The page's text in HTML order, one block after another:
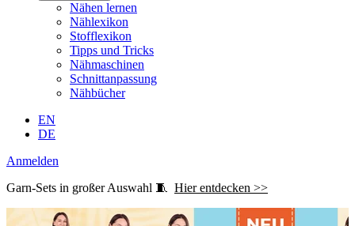
Nähen lernen
Nählexikon
Stofflexikon
Tipps und Tricks
Nähmaschinen
Schnittanpassung
Nähbücher
EN
DE
Anmelden
Garn-Sets in großer Auswahl 🧵 Hier entdecken >>